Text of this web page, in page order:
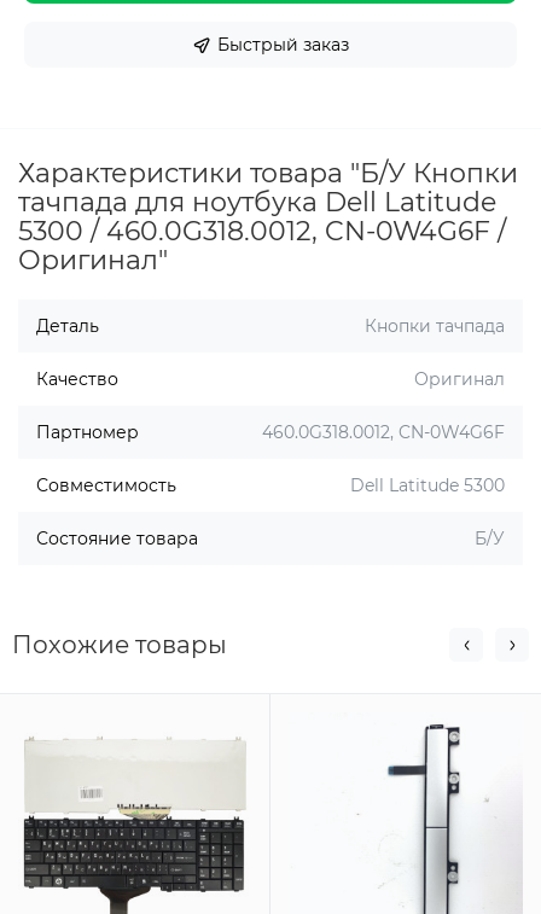
Быстрый заказ
Характеристики товара "Б/У Кнопки
тачпада для ноутбука Dell Latitude
5300 / 460.0G318.0012, CN-0W4G6F /
Оригинал"
Деталь Кнопки тачпада
Качество Оригинал
Партномер 460.0G318.0012, CN-0W4G6F
Совместимость Dell Latitude 5300
Состояние товара Б/У
Похожие товары